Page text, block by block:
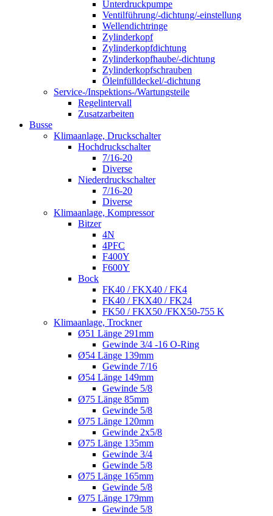
Unterdruckpumpe
Ventilführung/-dichtung/-einstellung
Wellendichtringe
Zylinderkopf
Zylinderkopfdichtung
Zylinderkopfhaube/-dichtung
Zylinderkopfschrauben
Öleinfülldeckel/-dichtung
Service-/Inspektions-/Wartungsteile
Regelintervall
Zusatzarbeiten
Busse
Klimaanlage, Druckschalter
Hochdruckschalter
7/16-20
Diverse
Niederdruckschalter
7/16-20
Diverse
Klimaanlage, Kompressor
Bitzer
4N
4PFC
F400Y
F600Y
Bock
FK40 / FKX40 / FK4
FK40 / FKX40 / FK24
FK50 / FKX50 /FKX50-755 K
Klimaanlage, Trockner
Ø51 Länge 291mm
Gewinde 3/4 -16 O-Ring
Ø54 Länge 139mm
Gewinde 7/16
Ø54 Länge 149mm
Gewinde 5/8
Ø75 Länge 85mm
Gewinde 5/8
Ø75 Länge 120mm
Gewinde 2x5/8
Ø75 Länge 135mm
Gewinde 3/4
Gewinde 5/8
Ø75 Länge 165mm
Gewinde 5/8
Ø75 Länge 179mm
Gewinde 5/8